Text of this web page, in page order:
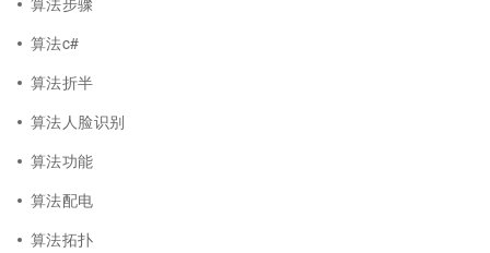
算法c#
算法折半
算法人脸识别
算法功能
算法配电
算法拓扑